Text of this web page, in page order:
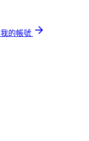
我的帳號